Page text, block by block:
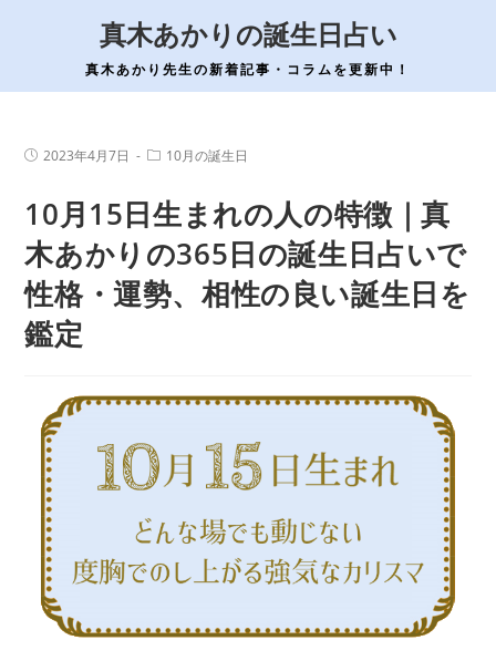
ン
真木あかりの誕生日占い
真木あかり先生の新着記事・コラムを更新中！
投
開
日:
2023年4月7日
投
テ
ゴ
ー:
10月の誕生日
10月15日生まれの人の特徴｜真
木あかりの365日の誕生日占いで
性格・運勢、相性の良い誕生日を
鑑定